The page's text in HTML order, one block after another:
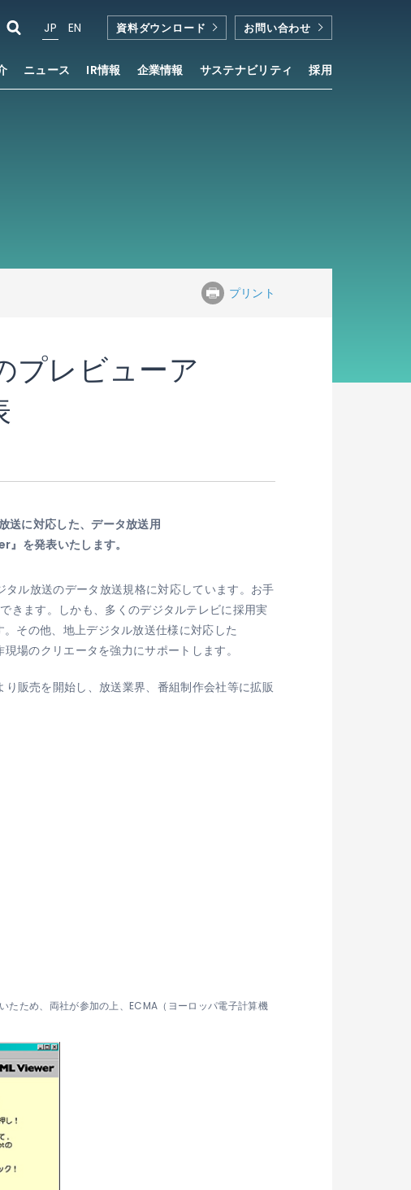
ニュース IR情報 企業情報 サステナビリティ 採用
JP EN 資料ダウンロード お問い合わせ
プリント
プレビューア
送に対応した、データ放送用
を発表いたします。
ル放送のデータ放送規格に対応しています。お手
きます。しかも、多くのデジタルテレビに採用実
その他、地上デジタル放送仕様に対応した
場のクリエータを強力にサポートします。
販売を開始し、放送業界、番組制作会社等に拡販
め、両社が参加の上、ECMA（ヨーロッパ電子計算機